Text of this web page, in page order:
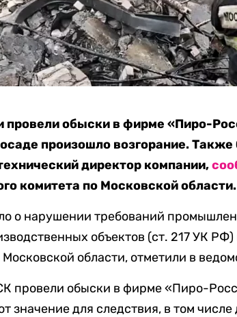
провели обыски в фирме «Пиро-
произошло возгорание.
директор компании,
комитета по Московской области.
о нарушении требований
объектов (ст. 217 УК
области, отметили в
провели обыски в фирме «Пиро-
значение для следствия, в том